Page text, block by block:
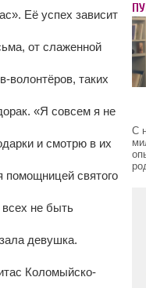
Её успех зависит
от слаженной
волонтёров, таких
«Я совсем я не
и смотрю в их
помощницей святого
не быть
девушка.
Коломыйско-
С